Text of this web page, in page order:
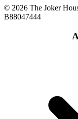
© 2026 The Joker
B88047444